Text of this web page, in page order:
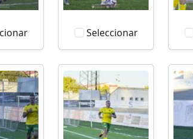
Seleccionar